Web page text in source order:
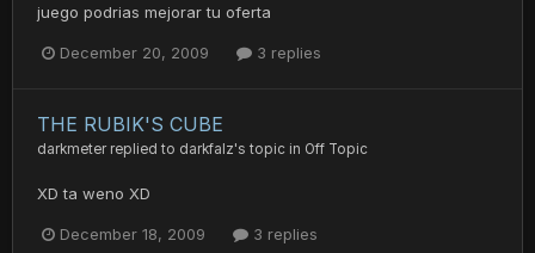
juego podrias mejorar tu oferta
December 20, 2009 3 replies
THE RUBIK'S CUBE
darkmeter replied to darkfalz's topic in Off Topic
XD ta weno XD
December 18, 2009 3 replies